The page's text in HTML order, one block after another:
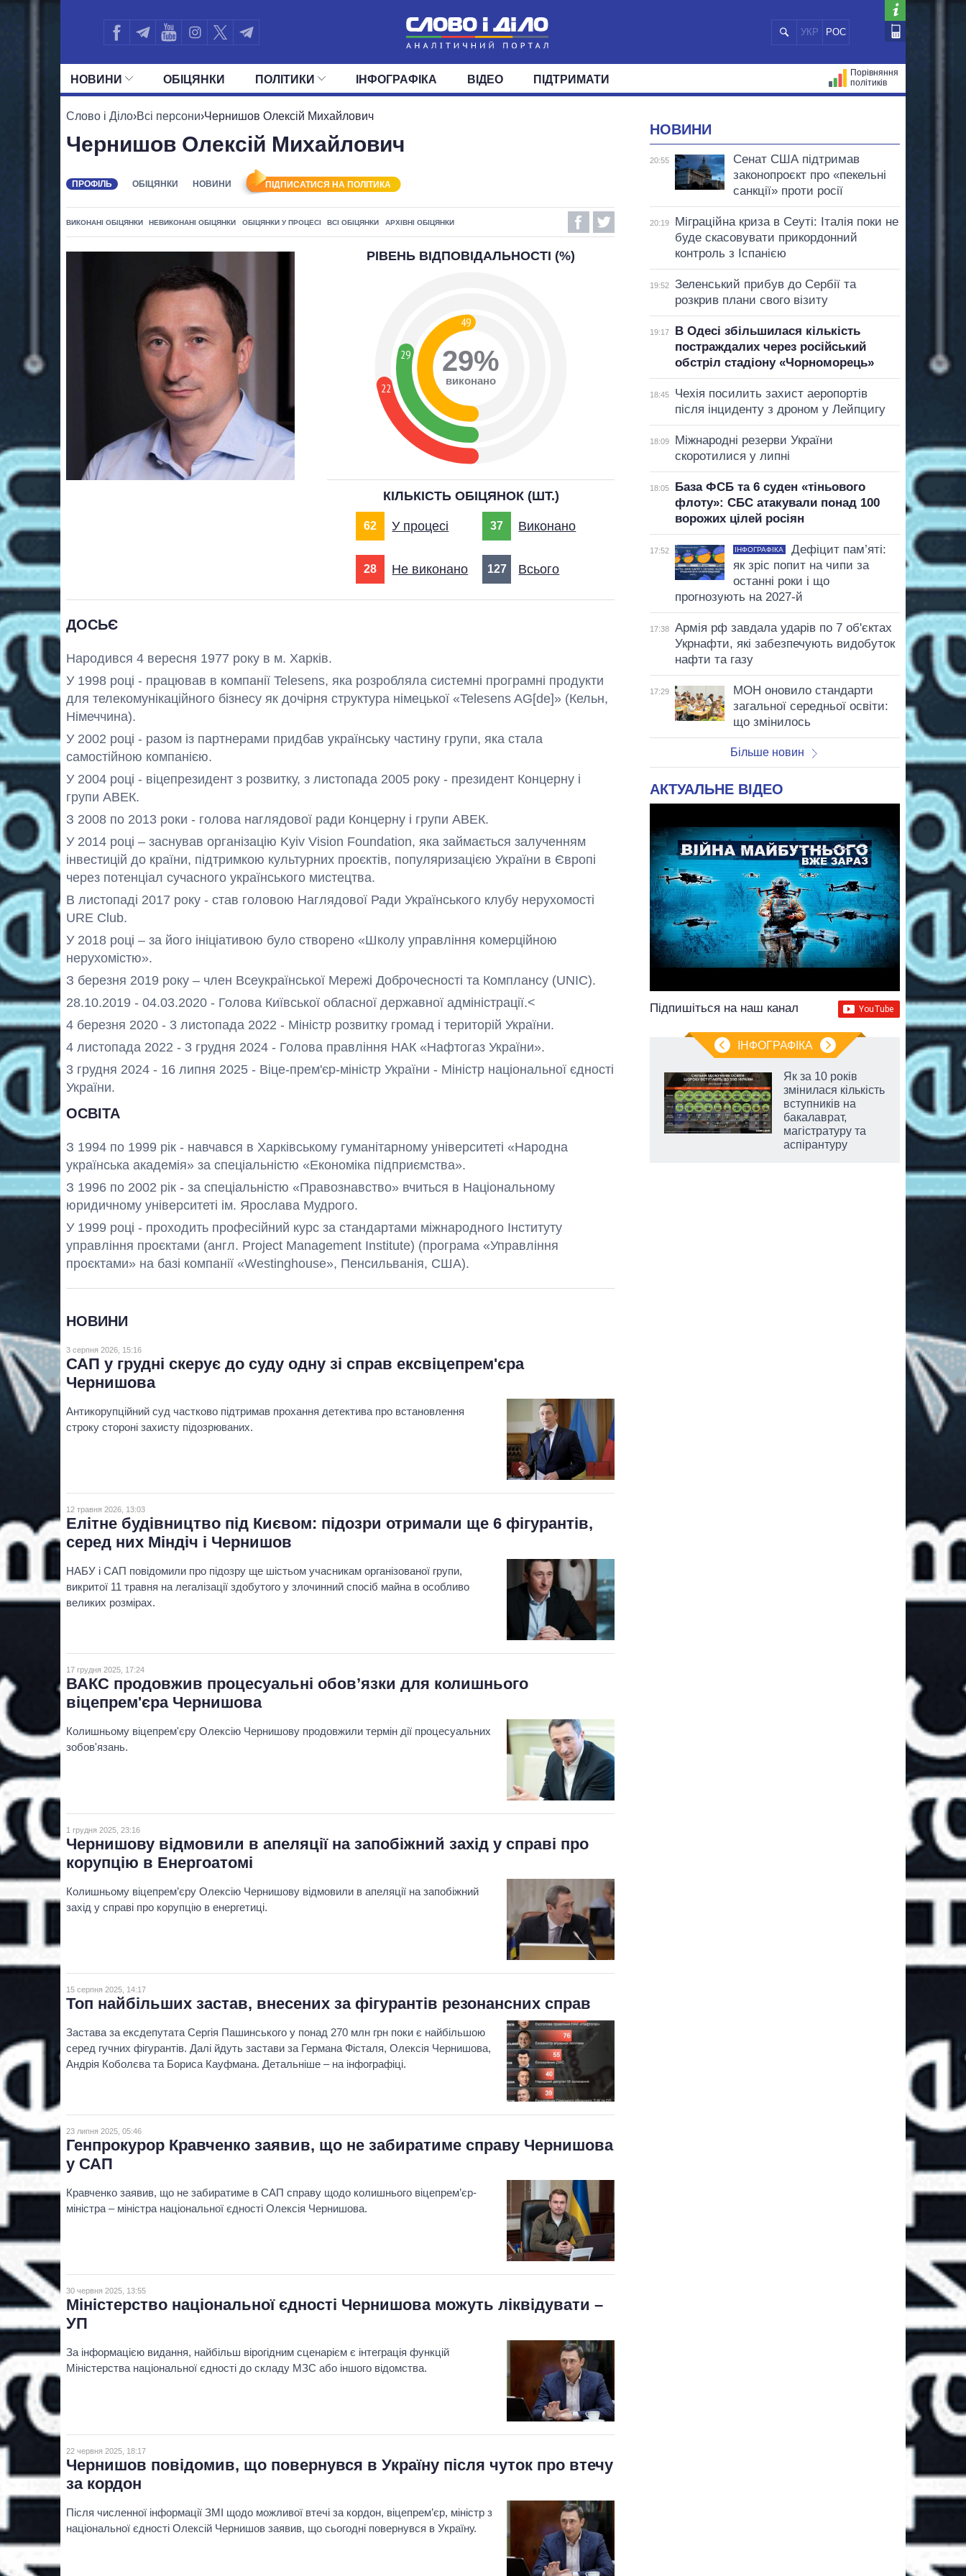
УКР РОС
НОВИНИ
СТРІЧКА
ПОЛІТИКА
ОБIЦЯНКИ ПОЛIТИКИ
УСІ ПОЛІТИКИ ПРЕЗИДЕНТ І ОФІС ВЕРХОВНА РАДА
ДЕПУТАТИ
ІНФОГРАФІКА ВІДЕО ПІДТРИМАТИ
Порівняння
політиків
Слово і Діло›Всі персони›Чернишов Олексій Михайлович
Чернишов Олексій Михайлович
ПРОФІЛЬ ОБІЦЯНКИ НОВИНИ ПІДПИСАТИСЯ НА ПОЛІТИКА
ВИКОНАНІ ОБІЦЯНКИ НЕВИКОНАНІ ОБІЦЯНКИ ОБІЦЯНКИ У ПРОЦЕСІ ВСІ ОБІЦЯНКИ АРХІВНІ ОБІЦЯНКИ
ДОСЬЄ
Народився 4 вересня 1977 року в м. Харків.
У 1998 році - працював в компанії Telesens, яка розробляла системні програмні продукти
для телекомунікаційного бізнесу як дочірня структура німецької «Telesens AG[de]» (Кельн,
Німеччина).
У 2002 році - разом із партнерами придбав українську частину групи, яка стала
самостійною компанією.
У 2004 році - віцепрезидент з розвитку, з листопада 2005 року - президент Концерну і
групи АВЕК.
З 2008 по 2013 роки - голова наглядової ради Концерну і групи АВЕК.
У 2014 році – заснував організацію Kyiv Vision Foundation, яка займається залученням
інвестицій до країни, підтримкою культурних проєктів, популяризацією України в Європі
через потенціал сучасного українського мистецтва.
В листопаді 2017 року - став головою Наглядової Ради Українського клубу нерухомості
URE Club.
У 2018 році – за його ініціативою було створено «Школу управління комерційною
нерухомістю».
З березня 2019 року – член Всеукраїнської Мережі Доброчесності та Комплансу (UNIC).
28.10.2019 - 04.03.2020 - Голова Київської обласної державної адміністрації.<
4 березня 2020 - 3 листопада 2022 - Міністр розвитку громад і територій України.
4 листопада 2022 - 3 грудня 2024 - Голова правління НАК «Нафтогаз України».
3 грудня 2024 - 16 липня 2025 - Віце-прем'єр-міністр України - Міністр національної єдності
України.
ОСВІТА
З 1994 по 1999 рік - навчався в Харківському гуманітарному університеті «Народна
українська академія» за спеціальністю «Економіка підприємства».
З 1996 по 2002 рік - за спеціальністю «Правознавство» вчиться в Національному
юридичному університеті ім. Ярослава Мудрого.
У 1999 році - проходить професійний курс за стандартами міжнародного Інституту
управління проєктами (англ. Project Management Institute) (програма «Управління
проєктами» на базі компанії «Westinghouse», Пенсильванія, США).
НОВИНИ
3 серпня 2026, 15:16
САП у грудні скерує до суду одну зі справ ексвіцепрем'єра
Чернишова
Антикорупційний суд частково підтримав прохання детектива про встановлення
строку стороні захисту підозрюваних.
12 травня 2026, 13:03
Елітне будівництво під Києвом: підозри отримали ще 6 фігурантів,
серед них Міндіч і Чернишов
НАБУ і САП повідомили про підозру ще шістьом учасникам організованої групи,
викритої 11 травня на легалізації здобутого у злочинний спосіб майна в особливо
великих розмірах.
17 грудня 2025, 17:24
ВАКС продовжив процесуальні обов’язки для колишнього
віцепрем'єра Чернишова
Колишньому віцепрем'єру Олексію Чернишову продовжили термін дії процесуальних
зобов'язань.
1 грудня 2025, 23:16
Чернишову відмовили в апеляції на запобіжний захід у справі про
корупцію в Енергоатомі
Колишньому віцепрем’єру Олексію Чернишову відмовили в апеляції на запобіжний
захід у справі про корупцію в енергетиці.
15 серпня 2025, 14:17
Топ найбільших застав, внесених за фігурантів резонансних справ
Застава за ексдепутата Сергія Пашинського у понад 270 млн грн поки є найбільшою
серед гучних фігурантів. Далі йдуть застави за Германа Фісталя, Олексія Чернишова,
Андрія Коболєва та Бориса Кауфмана. Детальніше – на інфографіці.
23 липня 2025, 05:46
Генпрокурор Кравченко заявив, що не забиратиме справу Чернишова
у САП
Кравченко заявив, що не забиратиме в САП справу щодо колишнього віцепрем’єр-
міністра – міністра національної єдності Олексія Чернишова.
30 червня 2025, 13:55
Міністерство національної єдності Чернишова можуть ліквідувати –
УП
За інформацією видання, найбільш вірогідним сценарієм є інтеграція функцій
Міністерства національної єдності до складу МЗС або іншого відомства.
22 червня 2025, 18:17
Чернишов повідомив, що повернувся в Україну після чуток про втечу
за кордон
Після численної інформації ЗМІ щодо можливої втечі за кордон, віцепрем’єр, міністр з
національної єдності Олексій Чернишов заявив, що сьогодні повернувся в Україну.
РІВЕНЬ ВІДПОВІДАЛЬНОСТІ (%)
22
29
49
29%
виконано
КІЛЬКІСТЬ ОБІЦЯНОК (ШТ.)
62 У процесі 37 Виконано
28 Не виконано 127 Всього
НОВИНИ
20:55
Сенат США підтримав
законопроєкт про «пекельні
санкції» проти росії
20:19
Міграційна криза в Сеуті: Італія поки не
буде скасовувати прикордонний
контроль з Іспанією
19:52
Зеленський прибув до Сербії та
розкрив плани свого візиту
19:17
В Одесі збільшилася кількість
постраждалих через російський
обстріл стадіону «Чорноморець»
18:45
Чехія посилить захист аеропортів
після інциденту з дроном у Лейпцигу
18:09
Міжнародні резерви України
скоротилися у липні
18:05
База ФСБ та 6 суден «тіньового
флоту»: СБС атакували понад 100
ворожих цілей росіян
17:52 ІНФОГРАФІКА
Дефіцит пам’яті:
як зріс попит на чипи за
останні роки і що
прогнозують на 2027-й
17:38
Армія рф завдала ударів по 7 об'єктах
Укрнафти, які забезпечують видобуток
нафти та газу
17:29
МОН оновило стандарти
загальної середньої освіти:
що змінилось
Більше новин
АКТУАЛЬНЕ ВІДЕО
Підпишіться на наш канал
ІНФОГРАФІКА
Як змінився
росією
Як за 10 років
змінилася кількість
вступників на
бакалаврат,
магістратуру та
аспірантуру